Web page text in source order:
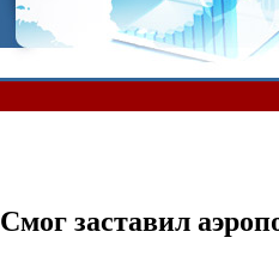
Смог заставил